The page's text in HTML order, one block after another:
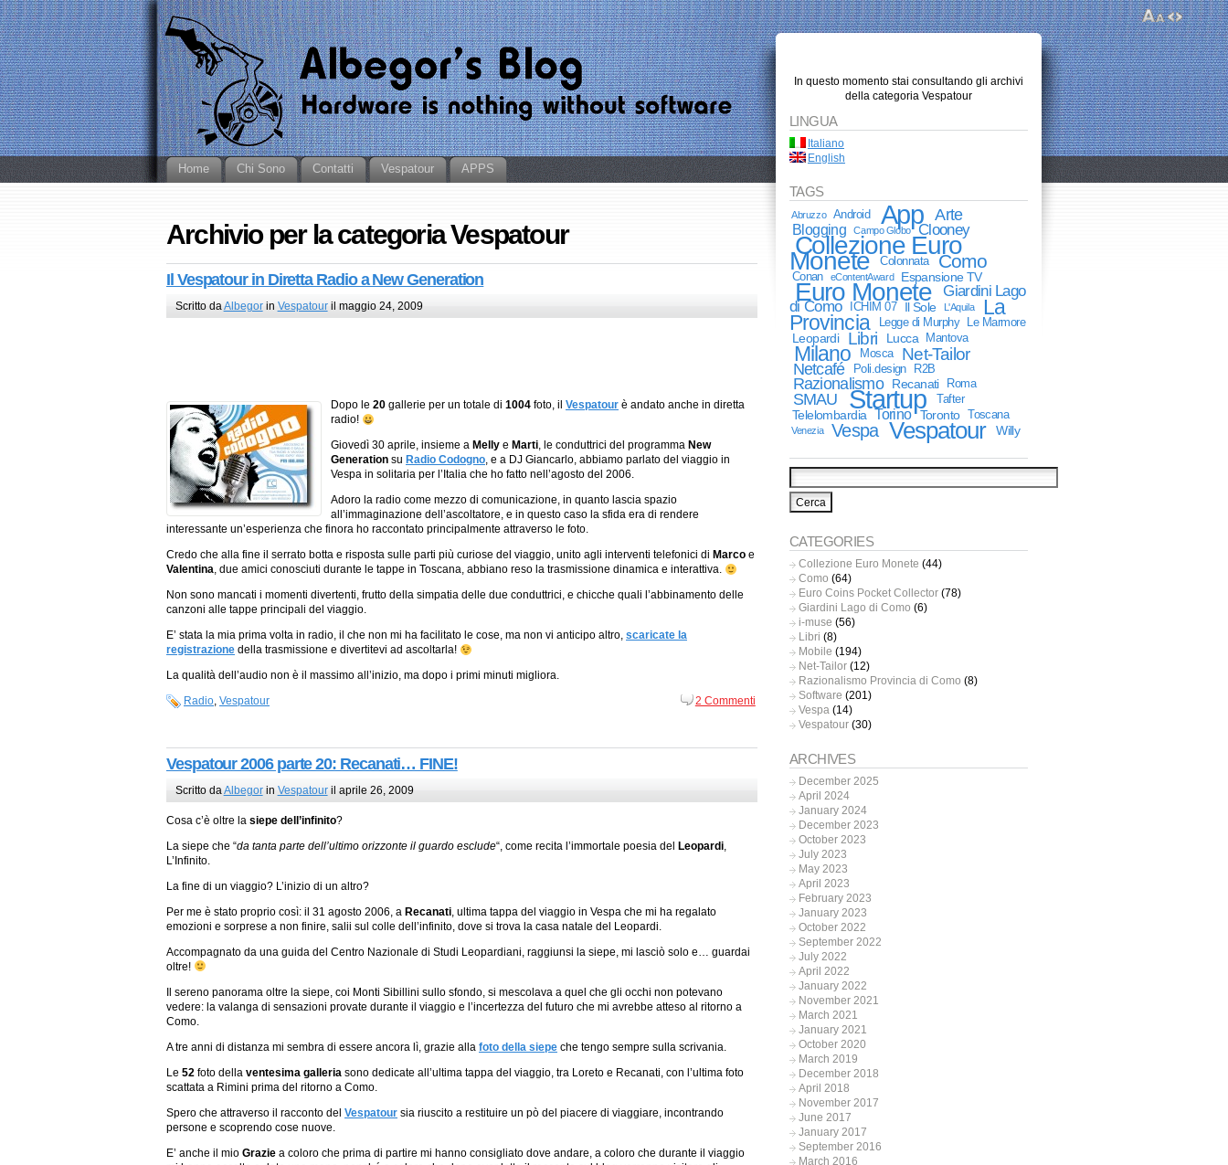
Home Chi Sono Contatti Vespatour APPS
Archivio per la categoria Vespatour
Il Vespatour in Diretta Radio a New Generation
Scritto da Albegorin Vespatouril maggio 24, 2009
Dopo le 20 gallerie per un totale di 1004 foto, il Vespatour è andato anche in diretta
radio!
Giovedì 30 aprile, insieme a Melly e Marti, le conduttrici del programma New
Generation su Radio Codogno, e a DJ Giancarlo, abbiamo parlato del viaggio in
Vespa in solitaria per l’Italia che ho fatto nell’agosto del 2006.
Adoro la radio come mezzo di comunicazione, in quanto lascia spazio
all’immaginazione dell’ascoltatore, e in questo caso la sfida era di rendere
interessante un’esperienza che finora ho raccontato principalmente attraverso le foto.
Credo che alla fine il serrato botta e risposta sulle parti più curiose del viaggio, unito agli interventi telefonici di Marco e
Valentina, due amici conosciuti durante le tappe in Toscana, abbiano reso la trasmissione dinamica e interattiva.
Non sono mancati i momenti divertenti, frutto della simpatia delle due conduttrici, e chicche quali l’abbinamento delle
canzoni alle tappe principali del viaggio.
E’ stata la mia prima volta in radio, il che non mi ha facilitato le cose, ma non vi anticipo altro, scaricate la
registrazione della trasmissione e divertitevi ad ascoltarla!
La qualità dell’audio non è il massimo all’inizio, ma dopo i primi minuti migliora.
Radio, Vespatour 2 Commenti
Vespatour 2006 parte 20: Recanati… FINE!
Scritto da Albegorin Vespatouril aprile 26, 2009
Cosa c’è oltre la siepe dell’infinito?
La siepe che “da tanta parte dell’ultimo orizzonte il guardo esclude“, come recita l’immortale poesia del Leopardi
L’Infinito.
La fine di un viaggio? L’inizio di un altro?
Per me è stato proprio così: il 31 agosto 2006, a Recanati , ultima tappa del viaggio in Vespa che mi ha regalato
emozioni e sorprese a non finire, salii sul colle dell’infinito, dove si trova la casa natale del Leopardi.
Accompagnato da una guida del Centro Nazionale di Studi Leopardiani, raggiunsi la siepe, mi lasciò solo e… guardai
oltre!
Il sereno panorama oltre la siepe, coi Monti Sibillini sullo sfondo, si mescolava a quel che gli occhi non potevano
vedere: la valanga di sensazioni provate durante il viaggio e l’incertezza del futuro che mi avrebbe atteso al ritorno a
Como.
A tre anni di distanza mi sembra di essere ancora lì, grazie alla foto della siepe che tengo sempre sulla scrivania.
Le 52 foto della ventesima galleria sono dedicate all’ultima tappa del viaggio, tra Loreto e Recanati, con l’ultima foto
scattata a Rimini prima del ritorno a Como.
Spero che attraverso il racconto del Vespatour sia riuscito a restituire un pò del piacere di viaggiare, incontrando
persone e scoprendo cose nuove.
E’ anche il mio Grazie a coloro che prima di partire mi hanno consigliato dove andare, a coloro che durante il viaggio
In questo momento stai consultando gli archivi
della categoria Vespatour
LINGUA
Italiano
English
TAGS
Abruzzo Android App Arte
Blogging Campo Globo Clooney
Collezione Euro
Monete Colonnata Como
Conan eContentAward Espansione TV
Euro Monete
Giardini Lago
di Como
ICHIM 07 Il Sole L'Aquila La
Provincia Legge di Murphy Le Marmore
Leopardi Libri Lucca Mantova
Milano Mosca Net-Tailor
Netcafé Poli.design R2B
Razionalismo Recanati Roma
SMAU Startup Tafter
Telelombardia Torino Toronto Toscana
Venezia Vespa Vespatour Willy
CATEGORIES
Collezione Euro Monete (44)
Como (64)
Euro Coins Pocket Collector(78)
Giardini Lago di Como (6)
i-muse (56)
Libri (8)
Mobile (194)
Net-Tailor(12)
Razionalismo Provincia di Como (8)
Software (201)
Vespa(14)
Vespatour(30)
ARCHIVES
December 2025
April 2024
January 2024
December 2023
October 2023
July 2023
May 2023
April 2023
February 2023
January 2023
October 2022
September 2022
July 2022
April 2022
January 2022
November 2021
March 2021
January 2021
October 2020
March 2019
December 2018
April 2018
November 2017
June 2017
January 2017
September 2016
March 2016